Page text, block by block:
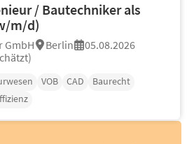
/ Bautechniker als
m/d)
GmbH Berlin
05.08.2026
VOB CAD
Baurecht